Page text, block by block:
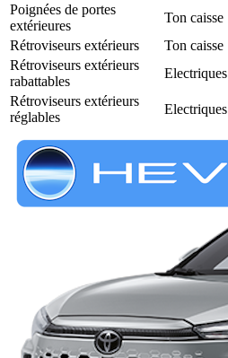
Poignées de portes
extérieures
Ton caisse
Rétroviseurs extérieurs
Ton caisse
Rétroviseurs extérieurs
rabattables
Electriques
Rétroviseurs extérieurs
réglables
Electriques